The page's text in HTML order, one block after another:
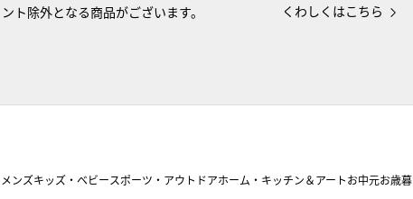
ント除外となる商品がございます。
くわしくはこちら
メンズキッズ・ベビースポーツ・アウトドアホーム・キッチン＆アートお中元お歳暮